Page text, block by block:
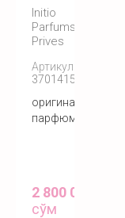
Initio
Parfums
Prives
Артикул:
3701415901421
оригинальный
парфюм
2 800 000
сўм